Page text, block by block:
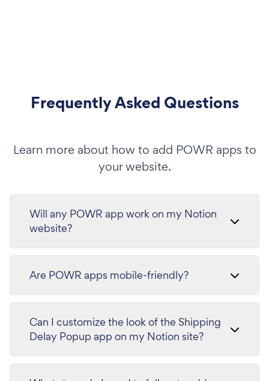
Frequently Asked Questions
Learn more about how to add POWR apps to
your website.
Will any POWR app work on my Notion
website?
Are POWR apps mobile-friendly?
Can I customize the look of the Shipping
Delay Popup app on my Notion site?